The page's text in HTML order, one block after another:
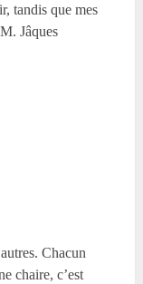
tandis que mes
Jâques
Chacun
chaire, c’est